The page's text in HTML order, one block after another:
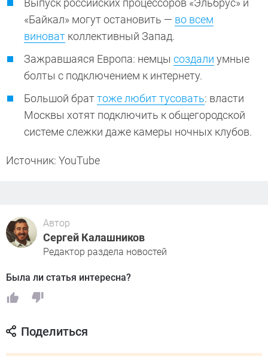
Выпуск российских процессоров «Эльбрус» и
«Байкал» могут остановить — во всем
виноват коллективный Запад.
Зажравшаяся Европа: немцы создали умные
болты с подключением к интернету.
Большой браттоже любит тусовать: власти
Москвы хотят подключить к общегородской
системе слежки даже камеры ночных клубов.
Источник: YouTube
Автор
Сергей Калашников
Редактор раздела новостей
Была ли статья интересна?
Поделиться